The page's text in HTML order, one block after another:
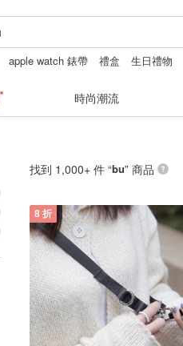
apple watch 錶帶 禮盒 生日禮物
時尚潮流
找到 1,000+ 件 “bu” 商品
8 折